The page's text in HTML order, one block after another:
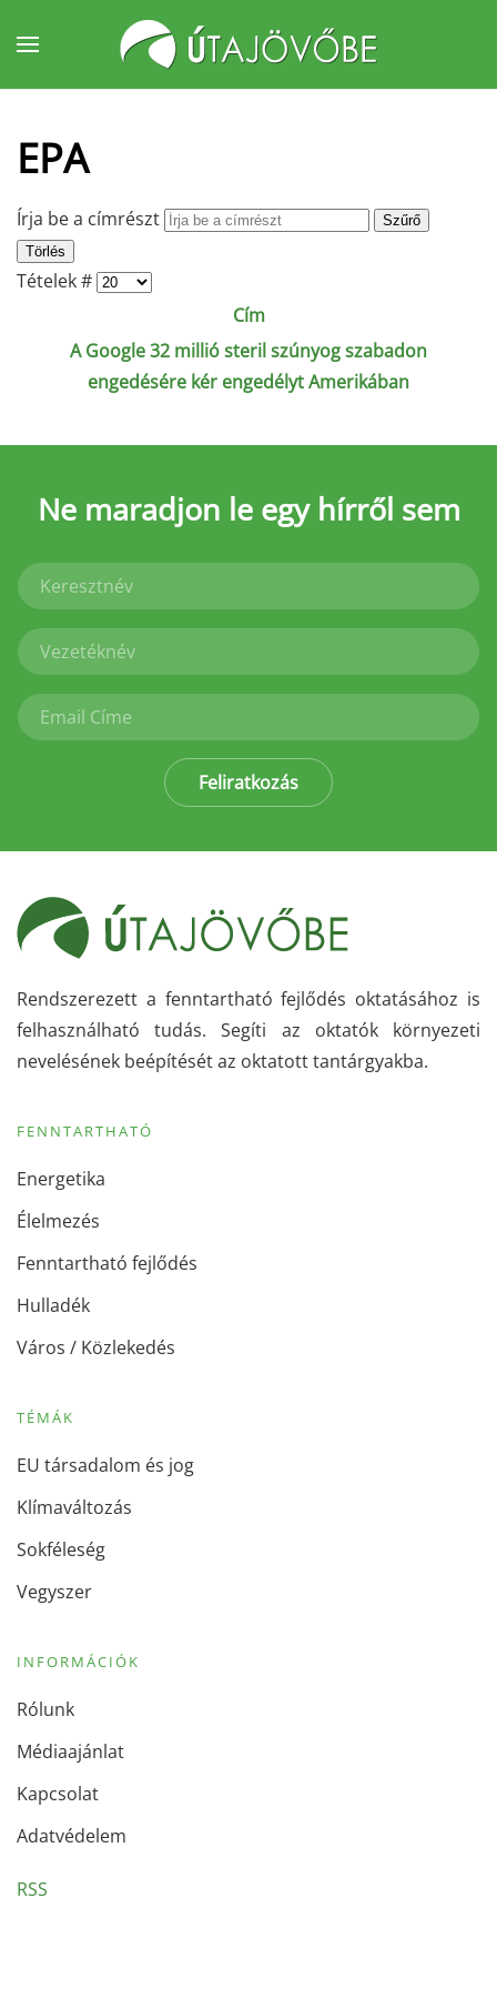
Fő tartalom átugrása
EPA
Írja be a címrészt
Szűrő
Törlés
Tételek #
Cím
A Google 32 millió steril szúnyog szabadon
engedésére kér engedélyt Amerikában
Ne maradjon le egy hírről sem
Feliratkozás
Rendszerezett a fenntartható fejlődés oktatásához is
felhasználható tudás. Segíti az oktatók környezeti
nevelésének beépítését az oktatott tantárgyakba.
FENNTARTHATÓ
Energetika
Élelmezés
Fenntartható fejlődés
Hulladék
Város / Közlekedés
TÉMÁK
EU társadalom és jog
Klímaváltozás
Sokféleség
Vegyszer
INFORMÁCIÓK
Rólunk
Médiaajánlat
Kapcsolat
Adatvédelem
RSS